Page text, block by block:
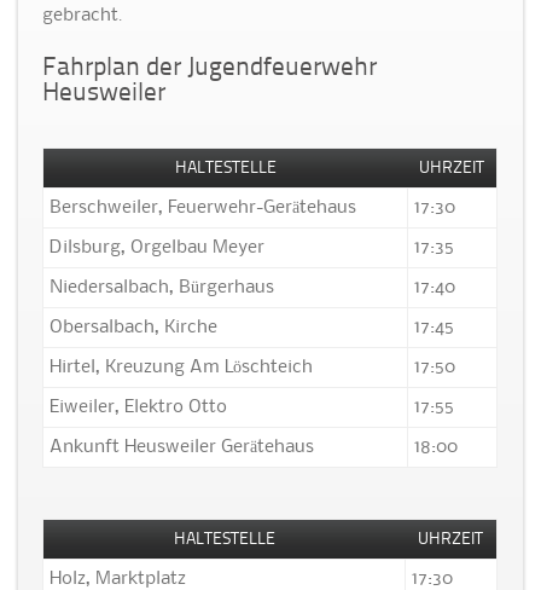
gebracht.
Fahrplan der Jugendfeuerwehr
Heusweiler
HALTESTELLE UHRZEIT
Berschweiler, Feuerwehr-Gerätehaus 17:30
Dilsburg, Orgelbau Meyer 17:35
Niedersalbach, Bürgerhaus 17:40
Obersalbach, Kirche 17:45
Hirtel, Kreuzung Am Löschteich 17:50
Eiweiler, Elektro Otto 17:55
Ankunft Heusweiler Gerätehaus 18:00
HALTESTELLE UHRZEIT
Holz, Marktplatz 17:30